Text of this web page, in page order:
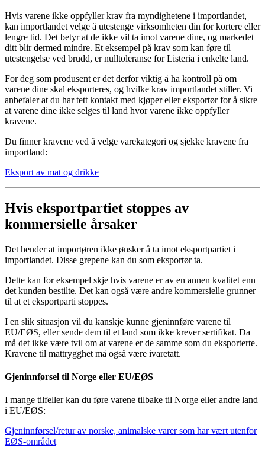
Hvis varene ikke oppfyller krav fra myndighetene i importlandet,
kan importlandet velge å utestenge virksomheten din for kortere eller
lengre tid. Det betyr at de ikke vil ta imot varene dine, og markedet
ditt blir dermed mindre. Et eksempel på krav som kan føre til
utestengelse ved brudd, er nulltoleranse for Listeria i enkelte land.
For deg som produsent er det derfor viktig å ha kontroll på om
varene dine skal eksporteres, og hvilke krav importlandet stiller. Vi
anbefaler at du har tett kontakt med kjøper eller eksportør for å sikre
at varene dine ikke selges til land hvor varene ikke oppfyller
kravene.
Du finner kravene ved å velge varekategori og sjekke kravene fra
importland:
Eksport av mat og drikke
Hvis eksportpartiet stoppes av
kommersielle årsaker
Det hender at importøren ikke ønsker å ta imot eksportpartiet i
importlandet. Disse grepene kan du som eksportør ta.
Dette kan for eksempel skje hvis varene er av en annen kvalitet enn
det kunden bestilte. Det kan også være andre kommersielle grunner
til at et eksportparti stoppes.
I en slik situasjon vil du kanskje kunne gjeninnføre varene til
EU/EØS, eller sende dem til et land som ikke krever sertifikat. Da
må det ikke være tvil om at varene er de samme som du eksporterte.
Kravene til mattrygghet må også være ivaretatt.
Gjeninnførsel til Norge eller EU/EØS
I mange tilfeller kan du føre varene tilbake til Norge eller andre land
i EU/EØS:
Gjeninnførsel/retur av norske, animalske varer som har vært utenfor
EØS-området